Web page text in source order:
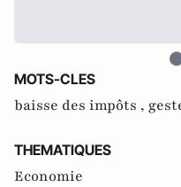
MOTS-CLES
baisse des impôts ,
THEMATIQUES
Economie